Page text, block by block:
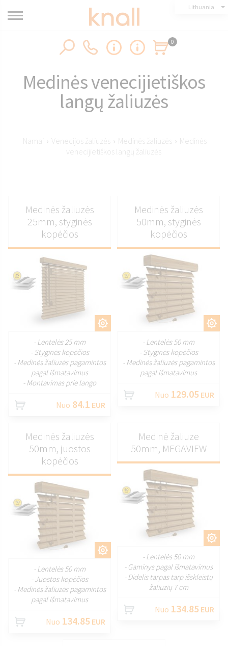
Lithuania
0
Medinės venecijietiškos
langų žaliuzės
Namai › Venecijos žaliuzės › Medinės žaliuzės › Medinės
venecijietiškos langų žaliuzės
Medinės žaliuzės
25mm, styginės
kopėčios
- Lentelės 25 mm
- Styginės kopėčios
- Medinės žaliuzės pagamintos
pagal išmatavimus
- Montavimas prie lango
Nuo 84.1 EUR
PRITAIKYTI
Medinės žaliuzės
50mm, styginės
kopėčios
- Lentelės 50 mm
- Styginės kopėčios
- Medinės žaliuzės pagamintos
pagal išmatavimus
Nuo 129.05 EUR
PRITAIKYTI
Medinės žaliuzės
50mm, juostos
kopėčios
- Lentelės 50 mm
- Juostos kopėčios
- Medinės žaliuzės pagamintos
pagal išmatavimus
Nuo 134.85 EUR
PRITAIKYTI
Medinė žaliuze
50mm, MEGAVIEW
- Lentelės 50 mm
- Gaminys pagal išmatavimus
- Didelis tarpas tarp išskleistų
žaliuzių 7 cm
Nuo 134.85 EUR